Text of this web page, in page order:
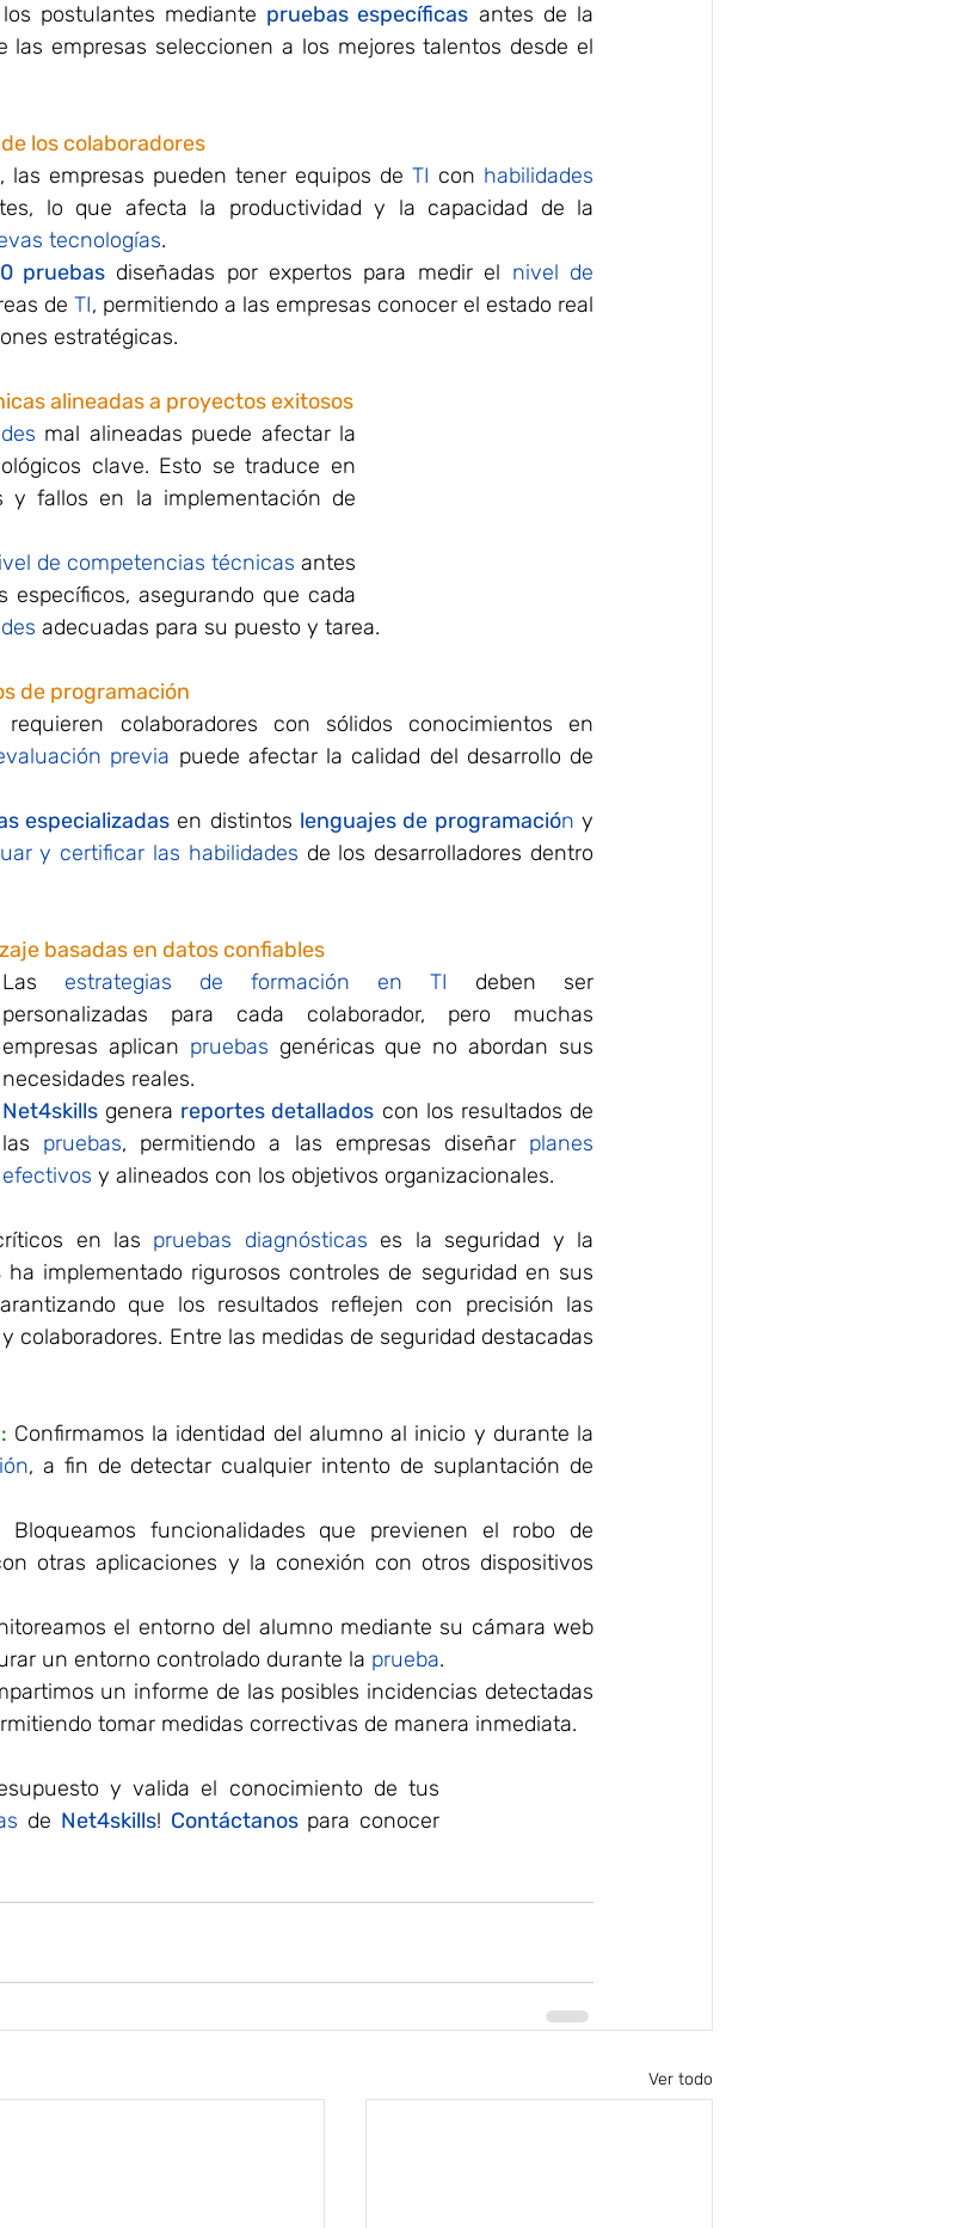
postulantes mediante pruebas específicas antes de la
las empresas seleccionen a los mejores talentos desde el
los colaboradores
, las empresas pueden tener equipos de TI con
lo que afecta la productividad y la capacidad de la
tecnologías.
pruebas diseñadas por expertos para medir el nivel de
de TI, permitiendo a las empresas conocer el estado real
estratégicas.
alineadas a proyectos exitosos
mal alineadas puede afectar la
clave. Esto se traduce en
de competencias técnicas antes
específicos, asegurando que cada
adecuadas para su puesto y tarea.
de programación
previa puede afectar la calidad del desarrollo de
especializadas en distintos lenguajes de programación y
y certificar las habilidades de los desarrolladores dentro
basadas en datos confiables
Las estrategias de formación en TI deben ser
personalizadas para cada colaborador, pero muchas
empresas aplican pruebas genéricas que no abordan sus
necesidades reales.
Net4skills genera reportes detallados con los resultados de
las pruebas, permitiendo a las empresas diseñar planes
efectivos y alineados con los objetivos organizacionales.
en las pruebas diagnósticas es la seguridad y la
colaboradores. Entre las medidas de seguridad destacadas
Confirmamos la identidad del alumno al inicio y durante la
, a fin de detectar cualquier intento de suplantación de
Bloqueamos funcionalidades que previenen el robo de
otras aplicaciones y la conexión con otros dispositivos
el entorno del alumno mediante su cámara web
un entorno controlado durante la prueba.
un informe de las posibles incidencias detectadas
tomar medidas correctivas de manera inmediata.
y valida el conocimiento de tus
de Net4skills! Contáctanos para conocer
Ver todo